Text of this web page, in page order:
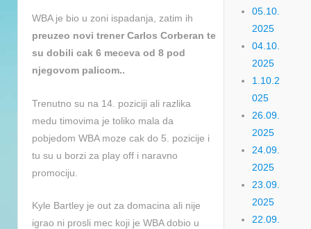
WBA je bio u zoni ispadanja, zatim ih
preuzeo novi trener Carlos Corberan te
su dobili cak 6 meceva od 8 pod
njegovom palicom..
Trenutno su na 14. poziciji ali razlika
medu timovima je toliko mala da
pobjedom WBA moze cak do 5. pozicije i
tu su u borzi za play off i naravno
promociju.
Kyle Bartley je out za domacina ali nije
igrao ni prosli mec koji je WBA dobio u
05.10.
2025
04.10.
2025
1.10.2
025
26.09.
2025
24.09.
2025
23.09.
2025
22.09.